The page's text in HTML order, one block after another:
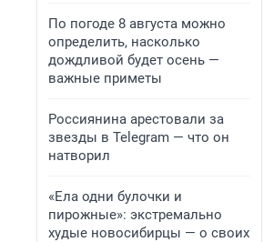
По погоде 8 августа можно
определить, насколько
дождливой будет осень —
важные приметы
Россиянина арестовали за
звезды в Telegram — что он
натворил
«Ела одни булочки и
пирожные»: экстремально
худые новосибирцы — о своих